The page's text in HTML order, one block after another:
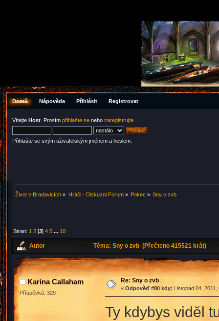
Domů Nápověda Přihlásit Registrovat
Vítejte Host . Prosím přihlašte se nebo zaregistrujte
Přihlašte se svým uživatelským jménem a heslem.
Život v Bradavicích » Hráči - Diskuzni Forum» Pokec » Sny o zvb
Stran: 1 2 [3]4 5 ... 10
Autor Téma: Sny o zvb (Přečteno 415521 krát)
Karina Callaham
Příspěvků: 329
Re: Sny o zvb
« Odpověď #80 kdy: Listopad 04,
Ty kdybys viděl